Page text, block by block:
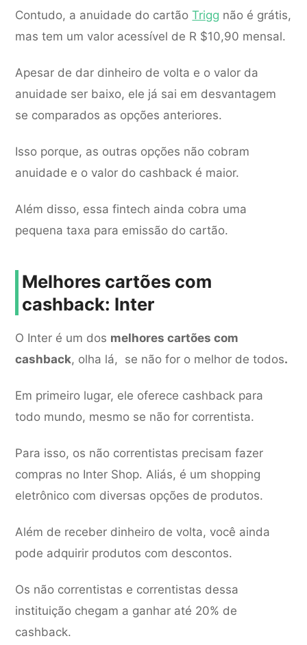
Contudo, a anuidade do cartãoTrigg não é grátis,
mas tem um valor acessível de R $10,90 mensal.
Apesar de dar dinheiro de volta e o valor da
anuidade ser baixo, ele já sai em desvantagem
se comparados as opções anteriores.
Isso porque, as outras opções não cobram
anuidade e o valor do cashback é maior.
Além disso, essa fintech ainda cobra uma
pequena taxa para emissão do cartão.
Melhores cartões com
cashback: Inter
O Inter é um dos melhores cartões com
cashback, olha lá, se não for o melhor de todos.
Em primeiro lugar, ele oferece cashback para
todo mundo, mesmo se não for correntista.
Para isso, os não correntistas precisam fazer
compras no Inter Shop. Aliás, é um shopping
eletrônico com diversas opções de produtos.
Além de receber dinheiro de volta, você ainda
pode adquirir produtos com descontos.
Os não correntistas e correntistas dessa
instituição chegam a ganhar até 20% de
cashback.